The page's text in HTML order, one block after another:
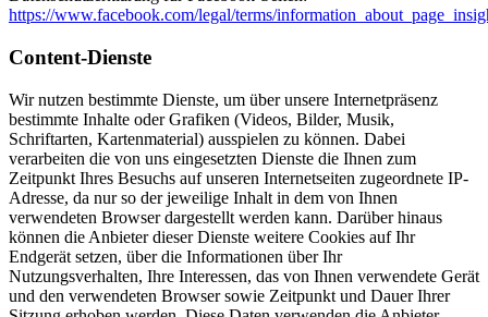
https://www.facebook.com/legal/terms/
Content-Dienste
Wir nutzen bestimmte Dienste, um über unsere Internetpräsenz
bestimmte Inhalte oder Grafiken (Videos, Bilder, Musik,
Schriftarten, Kartenmaterial) ausspielen zu können. Dabei
verarbeiten die von uns eingesetzten Dienste die Ihnen zum
Zeitpunkt Ihres Besuchs auf unseren Internetseiten zugeordnete IP-
Adresse, da nur so der jeweilige Inhalt in dem von Ihnen
verwendeten Browser dargestellt werden kann. Darüber hinaus
können die Anbieter dieser Dienste weitere Cookies auf Ihr
Endgerät setzen, über die Informationen über Ihr
Nutzungsverhalten, Ihre Interessen, das von Ihnen verwendete Gerät
und den verwendeten Browser sowie Zeitpunkt und Dauer Ihrer